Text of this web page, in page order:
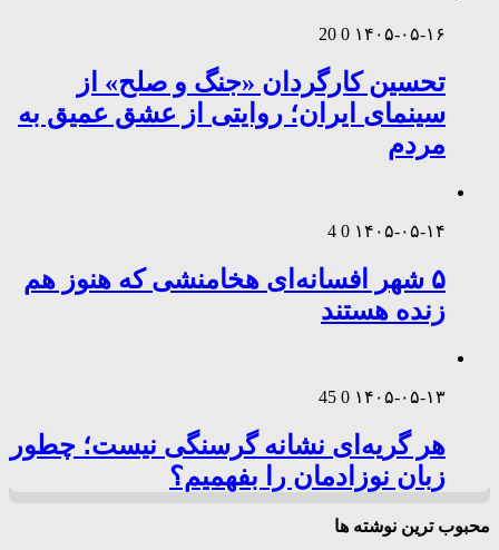
۱۴۰۵-۰۵-۱۶ 0
20
تحسین کارگردان «جنگ و صلح» از
سینمای ایران؛ روایتی از عشق عمیق به
مردم
۱۴۰۵-۰۵-۱۴ 0
4
۵ شهر افسانه‌ای هخامنشی که هنوز هم
زنده هستند
۱۴۰۵-۰۵-۱۳ 0
45
هر گریه‌ای نشانه گرسنگی نیست؛ چطور
زبان نوزادمان را بفهمیم؟
محبوب ترین نوشته ها